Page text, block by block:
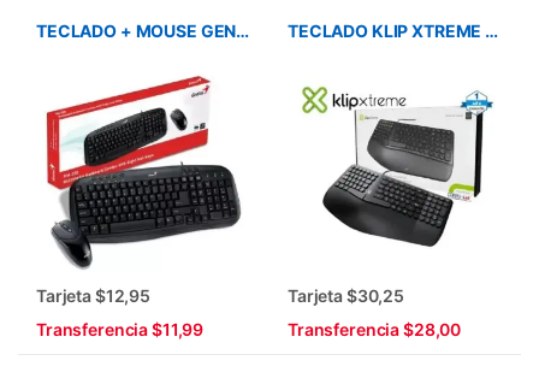
TECLADO + MOUSE GENIUS KM-200 USB NEGRO
Tarjeta $12,95
Transferencia $11,99
TECLADO KLIP XTREME KBK-260S ERGONOMICO USB BLACK
Tarjeta $30,25
Transferencia $28,00